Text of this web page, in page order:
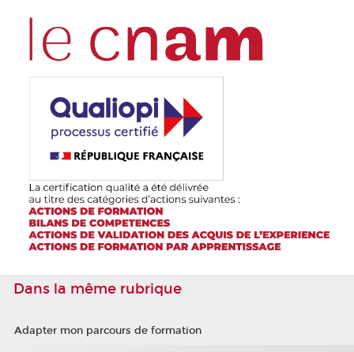
Dans la même rubrique
Adapter mon parcours de formation